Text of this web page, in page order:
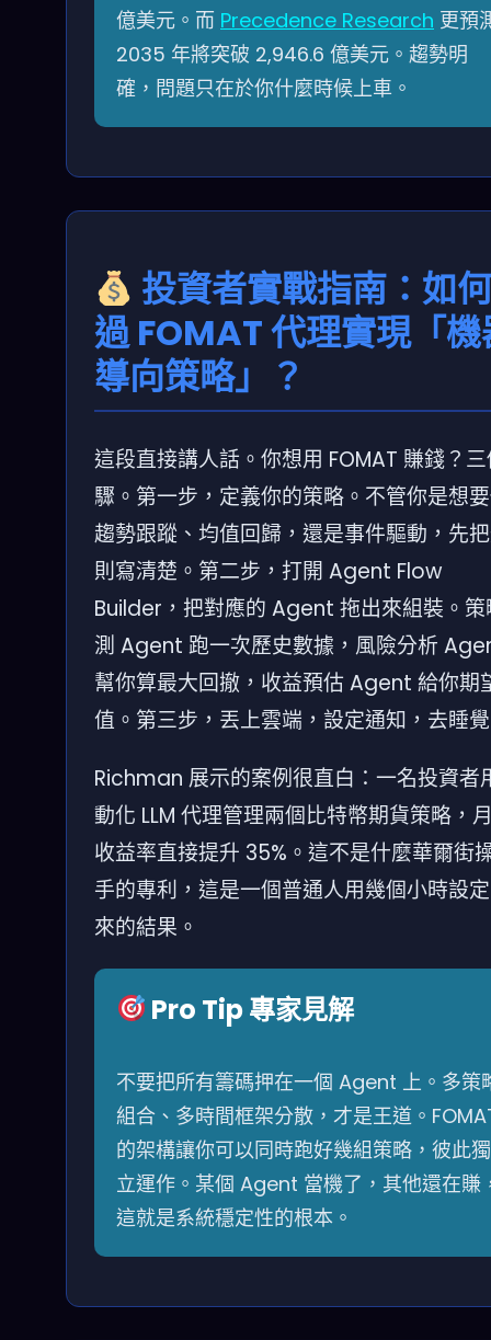
億美元。而 Precedence Research 更預
2035 年將突破 2,946.6 億美元。趨勢明
確，問題只在於你什麼時候上車。
投資者實戰指南：如
過 FOMAT 代理實現「機
導向策略」？
這段直接講人話。你想用 FOMAT 賺錢？
驟。第一步，定義你的策略。不管你是想
趨勢跟蹤、均值回歸，還是事件驅動，先
則寫清楚。第二步，打開 Agent Flow
Builder，把對應的 Agent 拖出來組裝。策
測 Agent 跑一次歷史數據，風險分析
幫你算最大回撤，收益預估 Agent 給你期
值。第三步，丟上雲端，設定通知，去睡
Richman 展示的案例很直白：一名投資者
動化 LLM 代理管理兩個比特幣期貨策略，
收益率直接提升 35%。這不是什麼華爾街
手的專利，這是一個普通人用幾個小時設
來的結果。
Pro Tip 專家見解
不要把所有籌碼押在一個 Agent 上。多策
組合、多時間框架分散，才是王道。
的架構讓你可以同時跑好幾組策略，彼此獨
立運作。某個 Agent 當機了，其他還在賺
這就是系統穩定性的根本。